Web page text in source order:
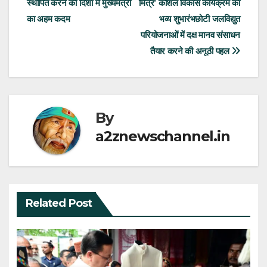
navigation
मित्र’ कौशल विकास कार्यक्रम का
भव्य शुभारंभछोटी जलविद्युत
परियोजनाओं में दक्ष मानव संसाधन
तैयार करने की अनूठी पहल
स्थापित करने की दिशा में मुख्यमंत्री
का अहम कदम
By
a2znewschannel.in
Related Post